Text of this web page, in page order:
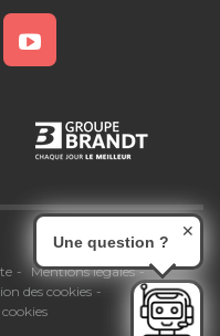
Mentions légales
des cookies
Une question ?
✕